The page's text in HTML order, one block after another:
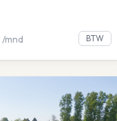
/mnd BTW